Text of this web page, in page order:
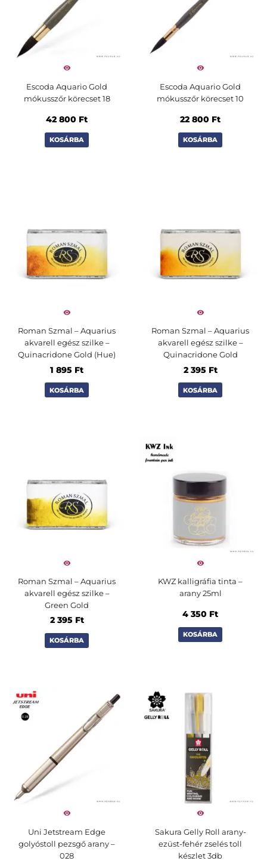
Escoda Aquario Gold
mókusszőr körecset 18
42 800 Ft
KOSÁRBA
Escoda Aquario Gold
mókusszőr körecset 10
22 800 Ft
KOSÁRBA
Roman Szmal – Aquarius
akvarell egész szilke –
Quinacridone Gold (Hue)
1 895 Ft
KOSÁRBA
Roman Szmal – Aquarius
akvarell egész szilke –
Quinacridone Gold
2 395 Ft
KOSÁRBA
Roman Szmal – Aquarius
akvarell egész szilke –
Green Gold
2 395 Ft
KOSÁRBA
KWZ kalligráfia tinta –
arany 25ml
4 350 Ft
KOSÁRBA
Uni Jetstream Edge
golyóstoll pezsgő arany –
028
Sakura Gelly Roll arany-
ezüst-fehér zselés toll
készlet 3db